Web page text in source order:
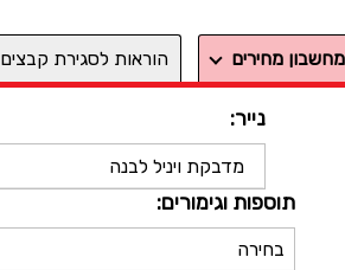
מחשבון מחירים הוראות לסגירת קבצים
נייר:
מדבקת ויניל לבנה
תוספות וגימורים:
בחירה